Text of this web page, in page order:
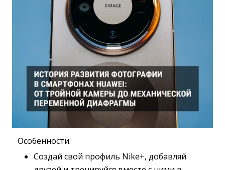
Особенности:
Создай свой профиль Nike+, добавляй